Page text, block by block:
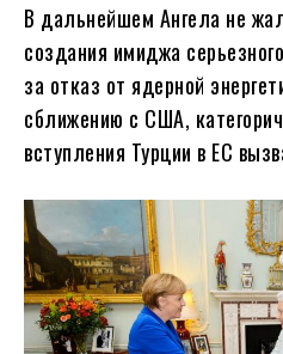
В дальнейшем Ангела не
создания имиджа
за отказ от ядерной
сближению с США,
вступления Турции в ЕС